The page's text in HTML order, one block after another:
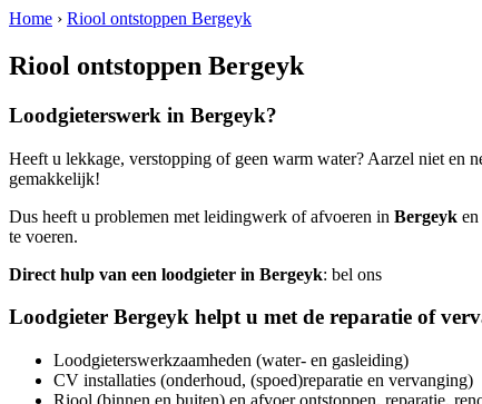
Home › Riool ontstoppen Bergeyk
Riool ontstoppen Bergeyk
Loodgieterswerk in Bergeyk?
Heeft u lekkage, verstopping of geen warm water? Aarzel niet en
gemakkelijk!
Dus heeft u problemen met leidingwerk of afvoeren in Bergeyk
te voeren.
Direct hulp van een loodgieter in Bergeyk: bel ons
Loodgieter Bergeyk helpt u met de reparatie of
Loodgieterswerkzaamheden (water- en gasleiding)
CV installaties (onderhoud, (spoed)reparatie en vervanging)
Riool (binnen en buiten) en afvoer ontstoppen, reparatie,